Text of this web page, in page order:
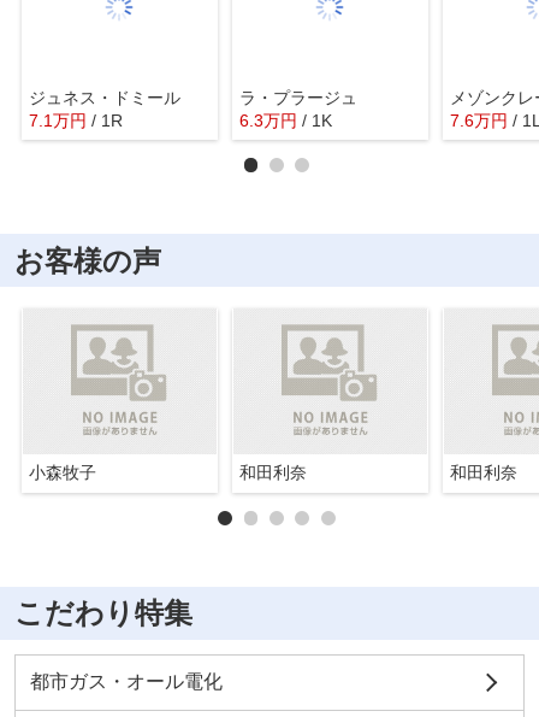
ジュネス・ドミール
7.1万円 / 1R
ラ・プラージュ
6.3万円 / 1K
メゾンクレ
7.6万円 /
お客様の声
小森牧子 和田利奈 和田利奈
こだわり特集
都市ガス・オール電化